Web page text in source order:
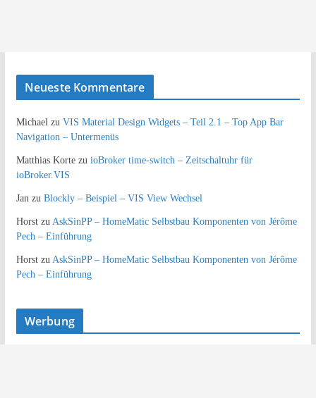
Neueste Kommentare
Michaelzu VIS Material Design Widgets – Teil 2.1 – Top App Bar
Navigation – Untermenüs
Matthias Kortezu ioBroker time-switch – Zeitschaltuhr für
ioBroker.VIS
Janzu Blockly – Beispiel – VIS View Wechsel
Horstzu AskSinPP – HomeMatic Selbstbau Komponenten von Jérôme
Pech – Einführung
Horstzu AskSinPP – HomeMatic Selbstbau Komponenten von Jérôme
Pech – Einführung
Werbung